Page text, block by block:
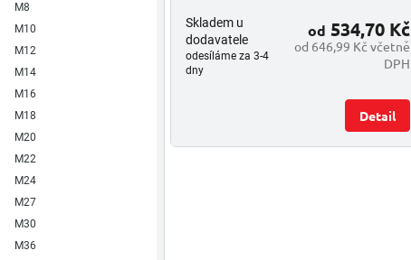
M8
M10
M12
M14
M16
M18
M20
M22
M24
M27
M30
M36
Skladem u
dodavatele
odesíláme za 3-4
dny
od 646,99 Kč včetně
DPH
od 534,70 Kč
Detail